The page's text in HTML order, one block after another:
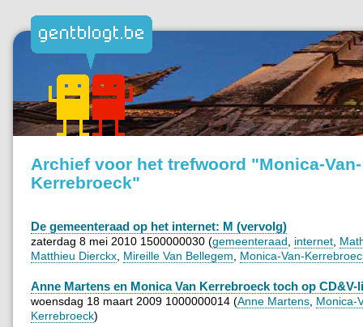
Archief voor het trefwoord "Monica-Van-
Kerrebroeck"
De gemeenteraad op het internet: M (vervolg)
zaterdag 8 mei 2010 1500000030 (gemeenteraad internet
Matthieu Dierckx Mireille Van Bellegem Monica-Van-
Anne Martens en Monica Van Kerrebroeck toch op CD&V-
woensdag 18 maart 2009 1000000014 (Anne Martens Monica-
Kerrebroeck)